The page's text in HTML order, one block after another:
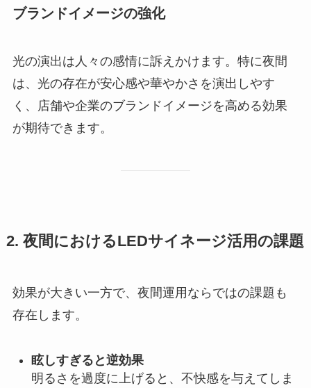
ブランドイメージの強化
光の演出は人々の感情に訴えかけます。特に夜間
は、光の存在が安心感や華やかさを演出しやす
く、店舗や企業のブランドイメージを高める効果
が期待できます。
2. 夜間におけるLEDサイネージ活用の課題
効果が大きい一方で、夜間運用ならではの課題も
存在します。
眩しすぎると逆効果
明るさを過度に上げると、不快感を与えてしま